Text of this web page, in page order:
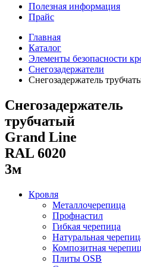
Полезная информация
Прайс
Главная
Каталог
Элементы безопасности
Снегозадержатели
Снегозадержатель
Снегозадержатель
трубчатый
Grand Line
RAL 6020
3м
Кровля
Металлочерепица
Профнастил
Гибкая черепица
Натуральная
Композитная
Плиты OSB